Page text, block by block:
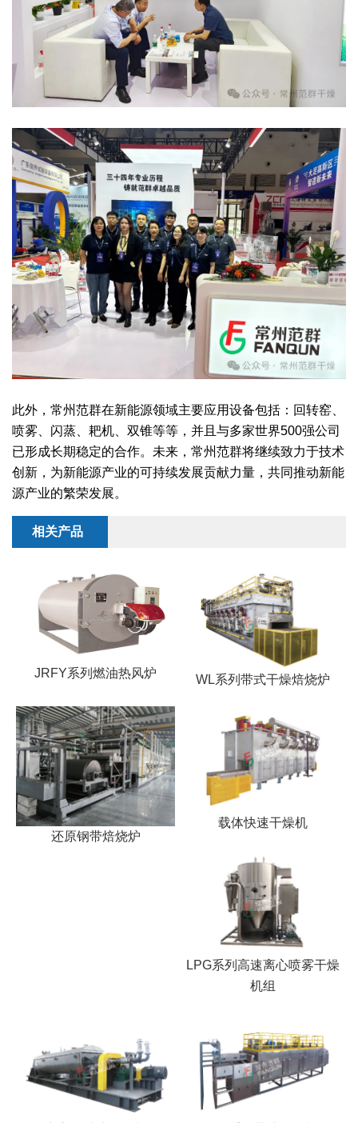
此外，常州范群在新能源领域主要应用设备包括：回转窑、
喷雾、闪蒸、耙机、双锥等等，并且与多家世界500强公司
已形成长期稳定的合作。未来，常州范群将继续致力于技术
创新，为新能源产业的可持续发展贡献力量，共同推动新能
源产业的繁荣发展。
相关产品
JRFY系列燃油热风炉 WL系列带式干燥焙烧炉
还原钢带焙烧炉
载体快速干燥机
LPG系列高速离心喷雾干燥
机组